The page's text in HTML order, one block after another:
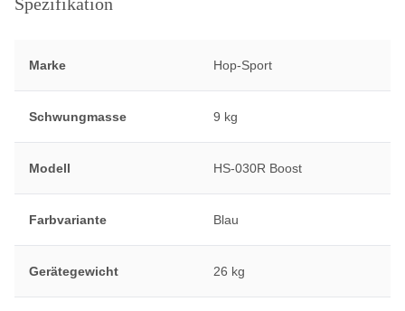
Marke Hop-Sport
Schwungmasse 9 kg
Modell HS-030R Boost
Farbvariante Blau
Gerätegewicht 26 kg